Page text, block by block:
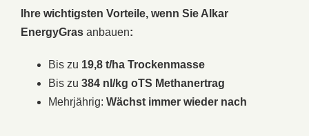
Ihre wichtigsten Vorteile, wenn Sie Alkar
EnergyGras anbauen:
Bis zu 19,8 t/ha Trockenmasse
Bis zu 384 nl/kg oTS Methanertrag
Mehrjährig: Wächst immer wieder nach